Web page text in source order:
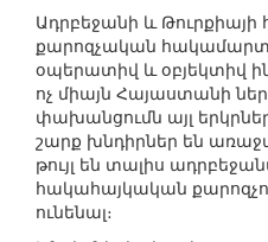
Ադրբեջանի և
քարոզչական
օպերատիվ և օբյեկտիվ
ոչ միայն Հայաստանի
փախանցումն այլ
շարք խնդիրներ են
թույլ են տալիս
հակահայկական
ունենալ։